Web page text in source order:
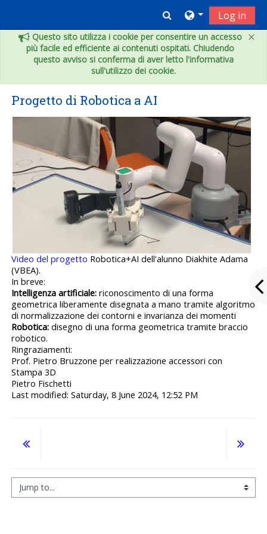
×
Questo sito utilizza i cookie per consentire un accesso
più facile ed efficiente ai contenuti ospitati. Chiudendo
questo avviso si conferma di aver letto l'informativa
sull'utilizzo dei cookie.
Toggle search
Log in
Progetto di Robotica a AI
Video del progetto Robotica+AI dell'alunno Diakhite Adama
(VBEA).
In breve:
Intelligenza artificiale: riconoscimento di una forma
geometrica liberamente disegnata a mano tramite algoritmo
di normalizzazione dei contorni e invarianza dei momenti
Robotica: disegno di una forma geometrica tramite braccio
robotico.
Ringraziamenti:
Prof. Pietro Bruzzone per realizzazione accessori con
Stampa 3D
Pietro Fischetti
Last modified: Saturday, 8 June 2024, 12:52 PM
Jump to...